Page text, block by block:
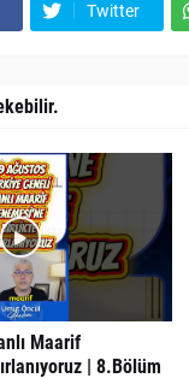
Twitter
Maarif
| 8.Bölüm